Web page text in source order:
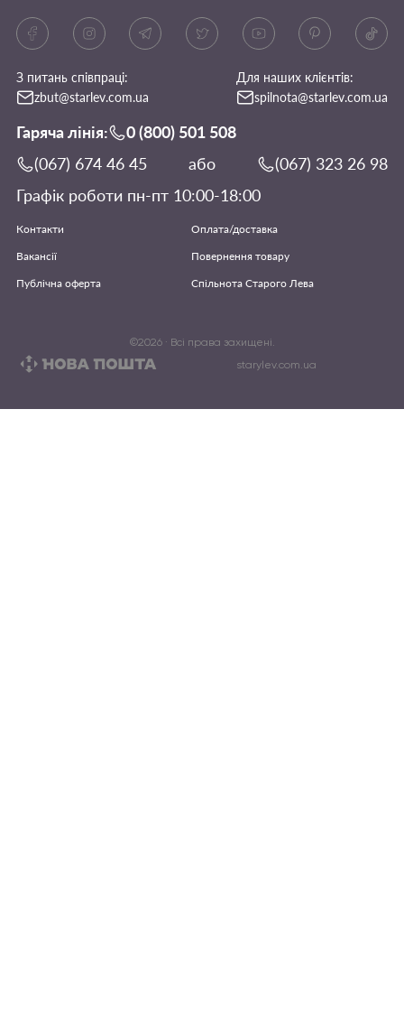
З питань співпраці:
zbut@starlev.com.ua
Для наших клієнтів:
spilnota@starlev.com.ua
Гаряча лінія:
0 (800) 501 508
(067) 674 46 45
або
(067) 323 26 98
Графік роботи пн-пт 10:00-18:00
Контакти
Оплата/доставка
Вакансії
Повернення товару
Публічна оферта
Спільнота Старого Лева
©2026· Всі права захищені.
starylev.com.ua